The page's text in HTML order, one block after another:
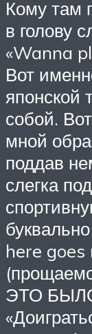
Кому там
в голову
«Wanna
Вот
японской
собой.
мной
поддав
слегка
here goes
ЭТО